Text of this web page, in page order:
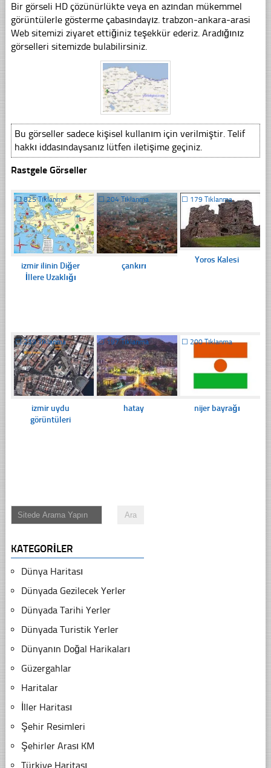
Bir görseli HD çözünürlükte veya en azından mükemmel
görüntülerle gösterme çabasındayız. trabzon-ankara-arasi
Web sitemizi ziyaret ettiğiniz teşekkür ederiz. Aradığınız
görselleri sitemizde bulabilirsiniz.
Bu görseller sadece kişisel kullanım için verilmiştir. Telif
hakkı iddasındaysanız lütfen iletişime geçiniz.
Rastgele Görseller
☐825 Tıklanma
izmir ilinin Diğer
İllere Uzaklığı
☐204 Tıklanma
çankırı
☐ 179 Tıklanma
Yoros Kalesi
☐239 Tıklanma
izmir uydu
görüntüleri
☐197 Tıklanma
hatay
☐ 200 Tıklanma
nijer bayrağı
KATEGORILER
Dünya Haritası
Dünyada Gezilecek Yerler
Dünyada Tarihi Yerler
Dünyada Turistik Yerler
Dünyanın Doğal Harikaları
Güzergahlar
Haritalar
İller Haritası
Şehir Resimleri
Şehirler Arası KM
Türkiye Haritası